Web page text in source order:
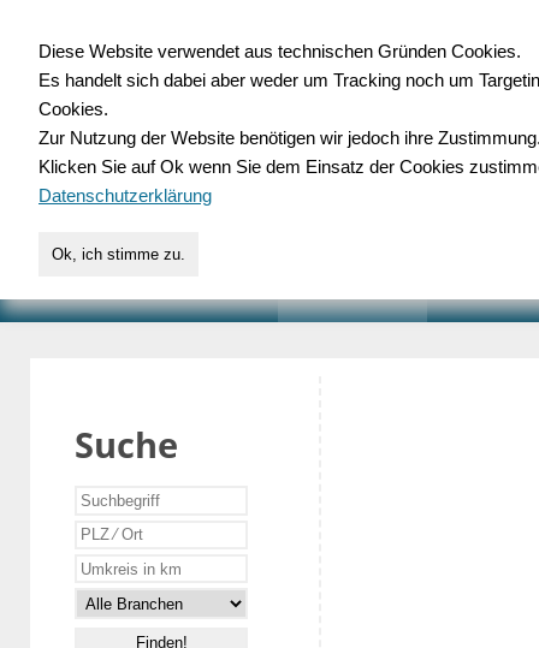
für Handwerk,
Suche
Diese Website verwendet aus technischen Gründen Cookies.
Es handelt sich dabei aber weder um Tracking noch um
Cookies.
Zur Nutzung der Website benötigen wir jedoch ihre
Klicken Sie auf Ok wenn Sie dem Einsatz der Cookies
Datenschutzerklärung
Ok, ich stimme zu.